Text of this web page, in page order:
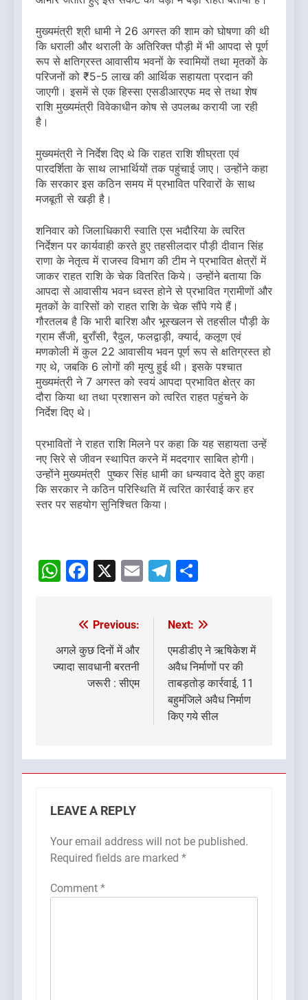
मुख्यमंत्री श्री धामी ने 26 अगस्त की शाम को घोषणा की थी
कि धराली और थराली के अतिरिक्त पौड़ी में भी आपदा से पूर्ण
रूप से क्षतिग्रस्त आवासीय भवनों के स्वामियों तथा मृतकों के
परिजनों को ₹5-5 लाख की आर्थिक सहायता प्रदान की
जाएगी। इसमें से एक हिस्सा एसडीआरएफ मद से तथा शेष
राशि मुख्यमंत्री विवेकाधीन कोष से उपलब्ध करायी जा रही
है।
मुख्यमंत्री ने निर्देश दिए थे कि राहत राशि शीघ्रता एवं
पारदर्शिता के साथ लाभार्थियों तक पहुंचाई जाए। उन्होंने कहा
कि सरकार इस कठिन समय में प्रभावित परिवारों के साथ
मजबूती से खड़ी है।
शनिवार को जिलाधिकारी स्वाति एस भदौरिया के त्वरित
निर्देशन पर कार्यवाही करते हुए तहसीलदार पौड़ी दीवान सिंह
राणा के नेतृत्व में राजस्व विभाग की टीम ने प्रभावित क्षेत्रों में
जाकर राहत राशि के चेक वितरित किये। उन्होंने बताया कि
आपदा से आवासीय भवन ध्वस्त होने से प्रभावित ग्रामीणों और
मृतकों के वारिसों को राहत राशि के चेक सौंपे गये हैं।
गौरतलब है कि भारी बारिश और भूस्खलन से तहसील पौड़ी के
ग्राम सैंजी, बुराँसी, रैदुल, फलद्वाड़ी, क्यार्द, कलूण एवं
मणकोली में कुल 22 आवासीय भवन पूर्ण रूप से क्षतिग्रस्त हो
गए थे, जबकि 6 लोगों की मृत्यु हुई थी। इसके पश्चात
मुख्यमंत्री ने 7 अगस्त को स्वयं आपदा प्रभावित क्षेत्र का
दौरा किया था तथा प्रशासन को त्वरित राहत पहुंचने के
निर्देश दिए थे।
प्रभावितों ने राहत राशि मिलने पर कहा कि यह सहायता उन्हें
नए सिरे से जीवन स्थापित करने में मददगार साबित होगी।
उन्होंने मुख्यमंत्री पुष्कर सिंह धामी का धन्यवाद देते हुए कहा
कि सरकार ने कठिन परिस्थिति में त्वरित कार्रवाई कर हर
स्तर पर सहयोग सुनिश्चित किया।
WhatsApp
Facebook
X EmailTelegram
Post
navigation
Previous:
अगले कुछ दिनों में और
ज्यादा सावधानी बरतनी
जरूरी : सीएम
Next:
एमडीडीए ने ऋषिकेश में
अवैध निर्माणों पर की
ताबड़तोड़ कार्रवाई, 11
बहुमंजिले अवैध निर्माण
किए गये सील
LEAVE A REPLY
Your email address will not be published.
Required fields are marked *
Comment *